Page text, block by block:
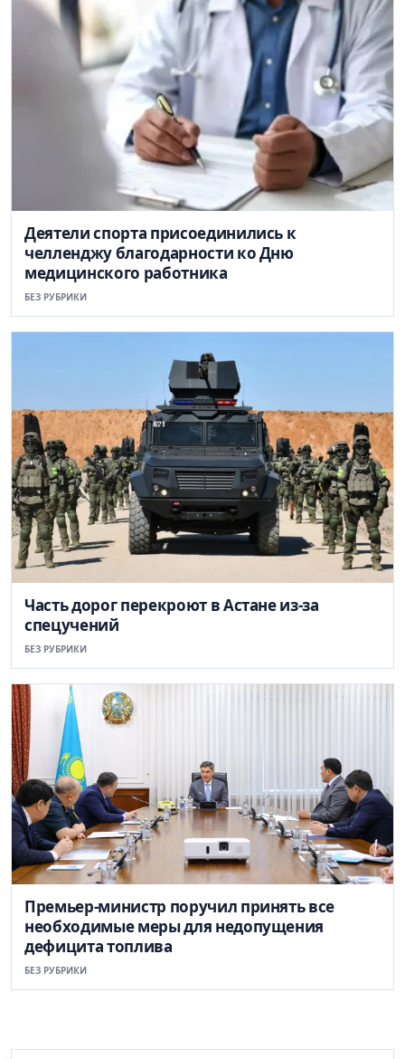
Деятели спорта присоединились к
челленджу благодарности ко Дню
медицинского работника
БЕЗ РУБРИКИ
Часть дорог перекроют в Астане из-за
спецучений
БЕЗ РУБРИКИ
Премьер-министр поручил принять все
необходимые меры для недопущения
дефицита топлива
БЕЗ РУБРИКИ